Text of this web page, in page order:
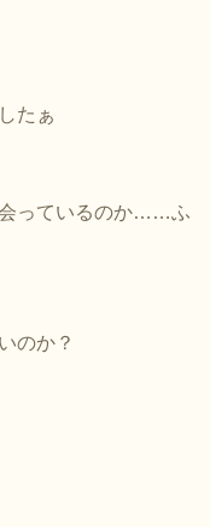
たぁ
会っているのか……ふ
のか？